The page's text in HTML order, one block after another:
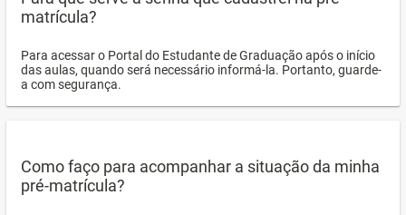
matrícula?
Para acessar o Portal do Estudante de Graduação após o início
das aulas, quando será necessário informá-la. Portanto, guarde-
a com segurança.
Como faço para acompanhar a situação da minha
pré-matrícula?